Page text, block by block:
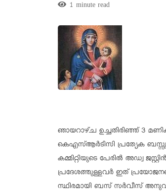
1 minute read
ഞായറാഴ്ച ഉച്ചതിരിഞ്ഞ് 3
കെഎസ്ആർടിസി പ്രത്യേക
കമ്മിറ്റിയുടെ പേരിൽ അഡ്വ
പ്രദേശത്തുള്ളവർ ഇത്
സ്ഥിരമായി ബസ് സർവീസ്